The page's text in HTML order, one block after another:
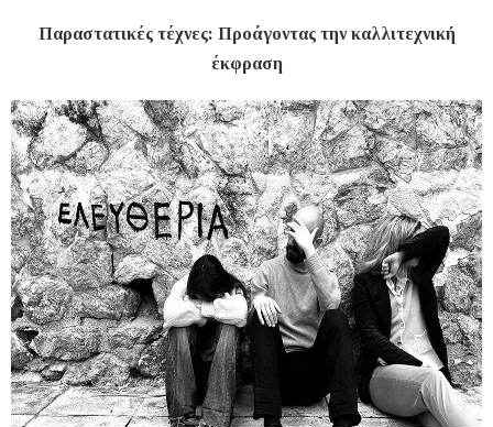
Παραστατικές τέχνες: Προάγοντας την καλλιτεχνική
έκφραση